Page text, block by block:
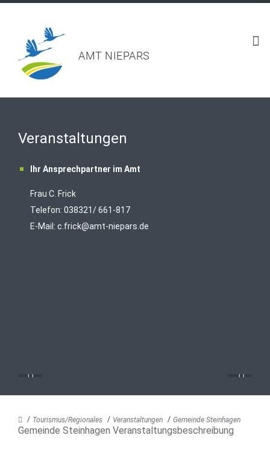
AMT NIEPARS
Veranstaltungen
Ihr Ansprechpartner im Amt
Frau C. Frick
Telefon: 038321/ 661-817
E-Mail: c.frick@amt-niepars.de
Tourismus/Regionales Veranstaltungen Gemeinde Steinhagen
Gemeinde Steinhagen Veranstaltungsbeschreibung